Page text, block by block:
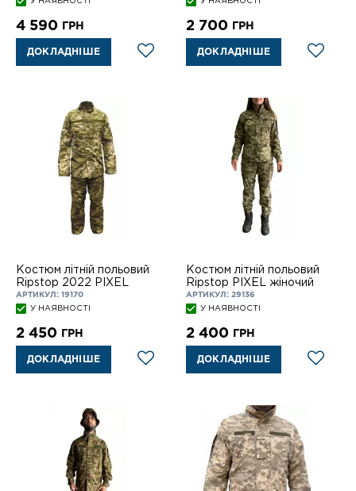
4 590 ГРН
ДОКЛАДНІШЕ
2 700 ГРН
ДОКЛАДНІШЕ
Костюм літній польовий
Ripstop 2022 PIXEL
АРТИКУЛ: 19170
У НАЯВНОСТІ
2 450 ГРН
ДОКЛАДНІШЕ
Костюм літній польовий
Ripstop PIXEL жіночий
АРТИКУЛ: 29136
У НАЯВНОСТІ
2 400 ГРН
ДОКЛАДНІШЕ